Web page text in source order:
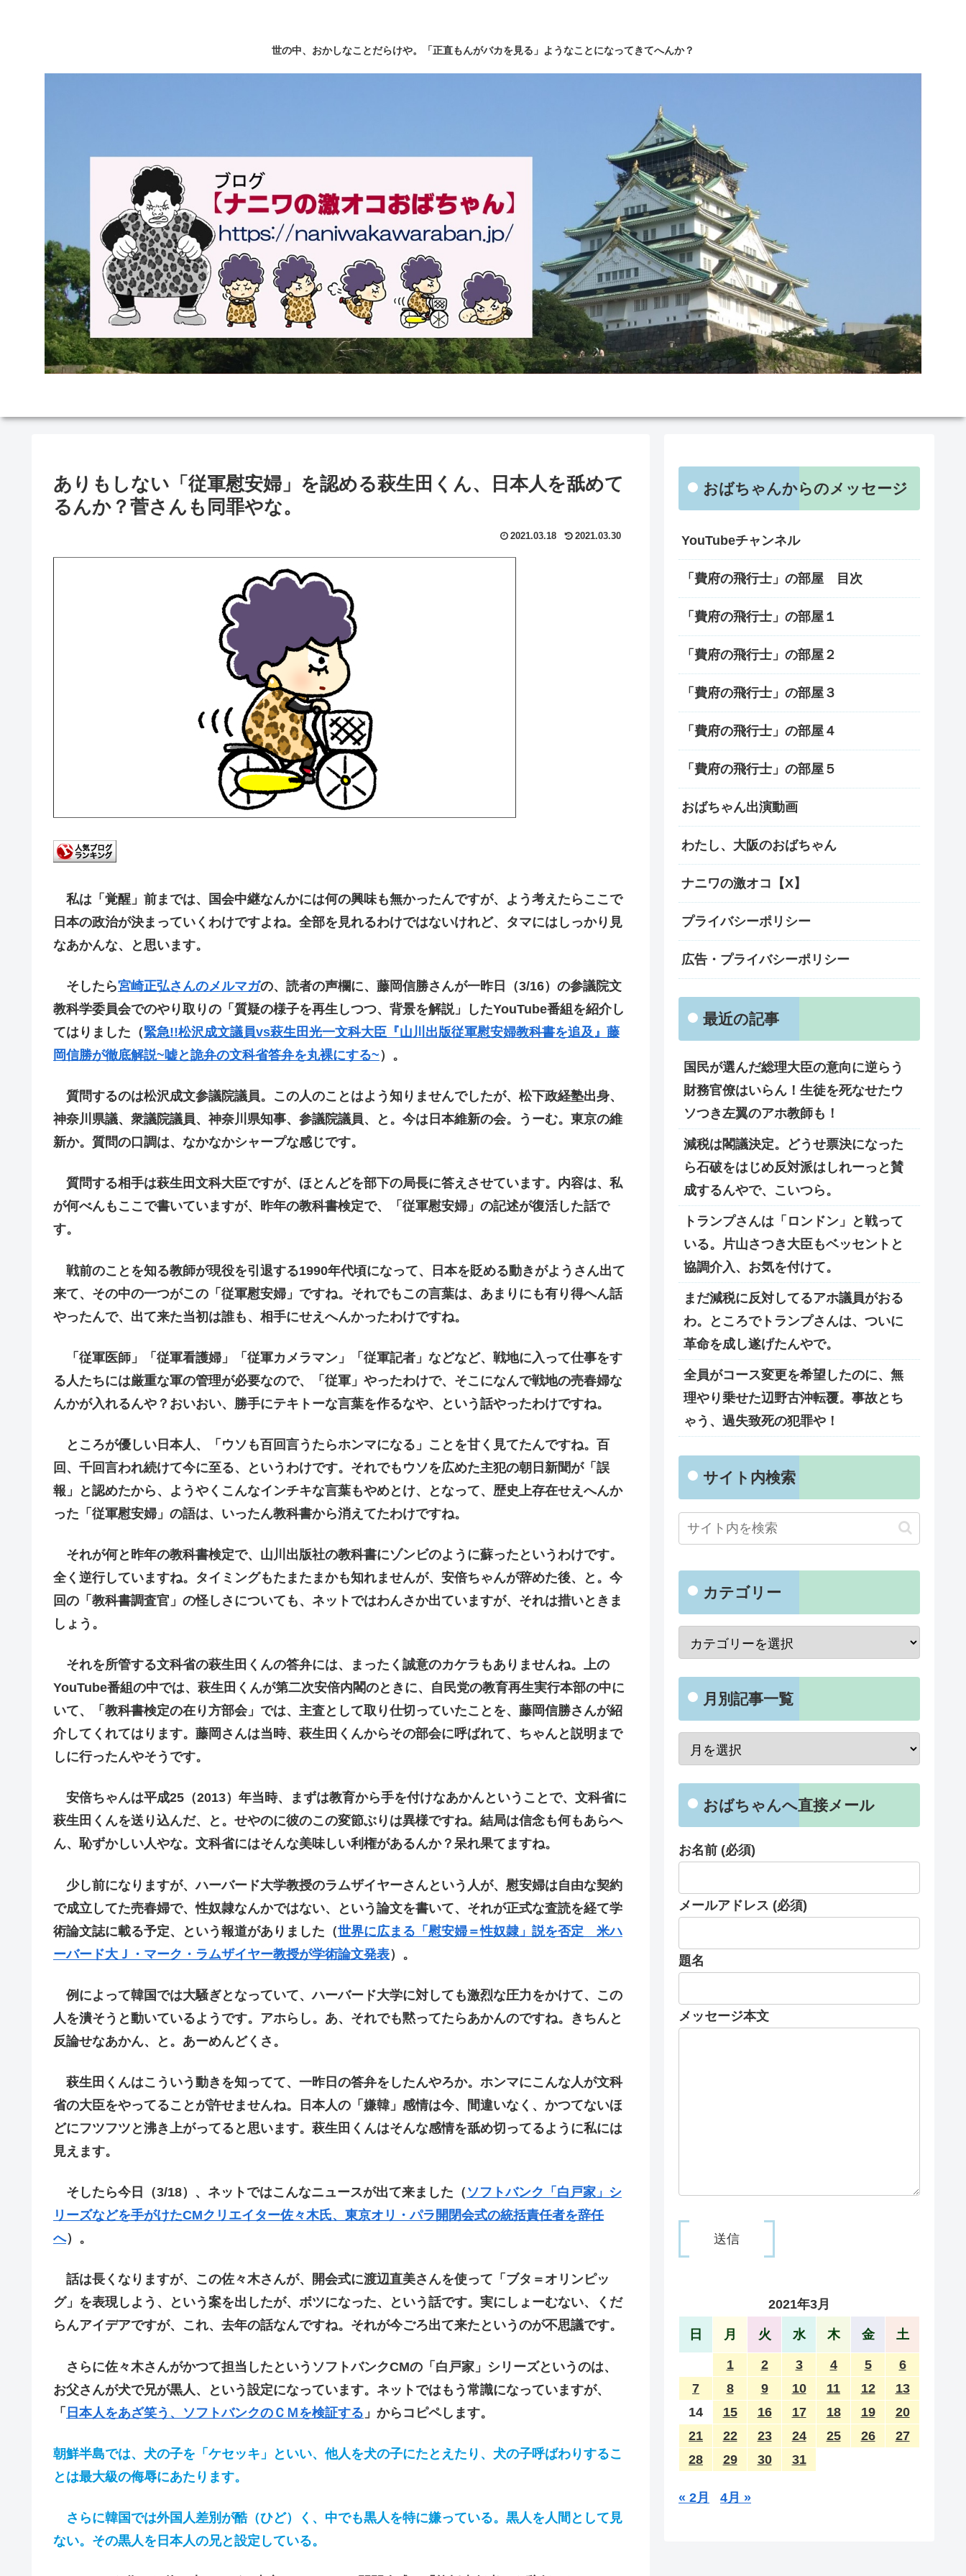
世の中、おかしなことだらけや。「正直もんがバカを見る」ようなことになってきてへんか？
ありもしない「従軍慰安婦」を認める萩生田くん、日本人を舐めて
るんか？菅さんも同罪やな。
2021.03.18 2021.03.30
私は「覚醒」前までは、国会中継なんかには何の興味も無かったんですが、よう考えたらここで
日本の政治が決まっていくわけですよね。全部を見れるわけではないけれど、タマにはしっかり見
なあかんな、と思います。
そしたら宮崎正弘さんのメルマガの、読者の声欄に、藤岡信勝さんが一昨日（3/16）の参議院文
教科学委員会でのやり取りの「質疑の様子を再生しつつ、背景を解説」したYouTube番組を紹介し
てはりました（緊急!!松沢成文議員vs萩生田光一文科大臣『山川出版従軍慰安婦教科書を追及』藤
岡信勝が徹底解説~嘘と詭弁の文科省答弁を丸裸にする~）。
質問するのは松沢成文参議院議員。この人のことはよう知りませんでしたが、松下政経塾出身、
神奈川県議、衆議院議員、神奈川県知事、参議院議員、と。今は日本維新の会。うーむ。東京の維
新か。質問の口調は、なかなかシャープな感じです。
質問する相手は萩生田文科大臣ですが、ほとんどを部下の局長に答えさせています。内容は、私
が何べんもここで書いていますが、昨年の教科書検定で、「従軍慰安婦」の記述が復活した話で
す。
戦前のことを知る教師が現役を引退する1990年代頃になって、日本を貶める動きがようさん出て
来て、その中の一つがこの「従軍慰安婦」ですね。それでもこの言葉は、あまりにも有り得へん話
やったんで、出て来た当初は誰も、相手にせえへんかったわけですね。
「従軍医師」「従軍看護婦」「従軍カメラマン」「従軍記者」などなど、戦地に入って仕事をす
る人たちには厳重な軍の管理が必要なので、「従軍」やったわけで、そこになんで戦地の売春婦な
んかが入れるんや？おいおい、勝手にテキトーな言葉を作るなや、という話やったわけですね。
ところが優しい日本人、「ウソも百回言うたらホンマになる」ことを甘く見てたんですね。百
回、千回言われ続けて今に至る、というわけです。それでもウソを広めた主犯の朝日新聞が「誤
報」と認めたから、ようやくこんなインチキな言葉もやめとけ、となって、歴史上存在せえへんか
った「従軍慰安婦」の語は、いったん教科書から消えてたわけですね。
それが何と昨年の教科書検定で、山川出版社の教科書にゾンビのように蘇ったというわけです。
全く逆行していますね。タイミングもたまたまかも知れませんが、安倍ちゃんが辞めた後、と。今
回の「教科書調査官」の怪しさについても、ネットではわんさか出ていますが、それは措いときま
しょう。
それを所管する文科省の萩生田くんの答弁には、まったく誠意のカケラもありませんね。上の
YouTube番組の中では、萩生田くんが第二次安倍内閣のときに、自民党の教育再生実行本部の中に
いて、「教科書検定の在り方部会」では、主査として取り仕切っていたことを、藤岡信勝さんが紹
介してくれてはります。藤岡さんは当時、萩生田くんからその部会に呼ばれて、ちゃんと説明まで
しに行ったんやそうです。
安倍ちゃんは平成25（2013）年当時、まずは教育から手を付けなあかんということで、文科省に
萩生田くんを送り込んだ、と。せやのに彼のこの変節ぶりは異様ですね。結局は信念も何もあらへ
ん、恥ずかしい人やな。文科省にはそんな美味しい利権があるんか？呆れ果てますね。
少し前になりますが、ハーバード大学教授のラムザイヤーさんという人が、慰安婦は自由な契約
で成立してた売春婦で、性奴隷なんかではない、という論文を書いて、それが正式な査読を経て学
術論文誌に載る予定、という報道がありました（世界に広まる「慰安婦＝性奴隷」説を否定 米ハ
ーバード大Ｊ・マーク・ラムザイヤー教授が学術論文発表）。
例によって韓国では大騒ぎとなっていて、ハーバード大学に対しても激烈な圧力をかけて、この
人を潰そうと動いているようです。アホらし。あ、それでも黙ってたらあかんのですね。きちんと
反論せなあかん、と。あーめんどくさ。
萩生田くんはこういう動きを知ってて、一昨日の答弁をしたんやろか。ホンマにこんな人が文科
省の大臣をやってることが許せませんね。日本人の「嫌韓」感情は今、間違いなく、かつてないほ
どにフツフツと沸き上がってると思います。萩生田くんはそんな感情を舐め切ってるように私には
見えます。
そしたら今日（3/18）、ネットではこんなニュースが出て来ました（ ソフトバンク「白戸家」シ
リーズなどを手がけたCMクリエイター佐々木氏、東京オリ・パラ開閉会式の統括責任者を辞任
へ）。
話は長くなりますが、この佐々木さんが、開会式に渡辺直美さんを使って「ブタ＝オリンピッ
グ」を表現しよう、という案を出したが、ボツになった、という話です。実にしょーむない、くだ
らんアイデアですが、これ、去年の話なんですね。それが今ごろ出て来たというのが不思議です。
さらに佐々木さんがかつて担当したというソフトバンクCMの「白戸家」シリーズというのは、
お父さんが犬で兄が黒人、という設定になっています。ネットではもう常識になっていますが、
「 日本人をあざ笑う、ソフトバンクのＣＭを検証する 」からコピペします。
朝鮮半島では、犬の子を「ケセッキ」といい、他人を犬の子にたとえたり、犬の子呼ばわりするこ
とは最大級の侮辱にあたります。
さらに韓国では外国人差別が酷（ひど）く、中でも黒人を特に嫌っている。黒人を人間として見
ない。その黒人を日本人の兄と設定している。
おばちゃんからのメッセージ
YouTubeチャンネル
「費府の飛行士」の部屋 目次
「費府の飛行士」の部屋１
「費府の飛行士」の部屋２
「費府の飛行士」の部屋３
「費府の飛行士」の部屋４
「費府の飛行士」の部屋５
おばちゃん出演動画
わたし、大阪のおばちゃん
ナニワの激オコ【X】
プライバシーポリシー
広告・プライバシーポリシー
最近の記事
国民が選んだ総理大臣の意向に逆らう
財務官僚はいらん！生徒を死なせたウ
ソつき左翼のアホ教師も！
減税は閣議決定。どうせ票決になった
ら石破をはじめ反対派はしれーっと賛
成するんやで、こいつら。
トランプさんは「ロンドン」と戦って
いる。片山さつき大臣もベッセントと
協調介入、お気を付けて。
まだ減税に反対してるアホ議員がおる
わ。ところでトランプさんは、ついに
革命を成し遂げたんやで。
全員がコース変更を希望したのに、無
理やり乗せた辺野古沖転覆。事故とち
ゃう、過失致死の犯罪や！
サイト内検索
カテゴリー
月別記事一覧
おばちゃんへ直接メール
お名前 (必須)
メールアドレス (必須)
題名
メッセージ本文
2021年3月
日 月 火 水 木 金 土
1 2 3 4 5
6
7
8 9 10 11 12
13
14
15 16 17 18 19
20
21
22 23 24 25 26
27
28
29 30 31
« 2月 4月 »